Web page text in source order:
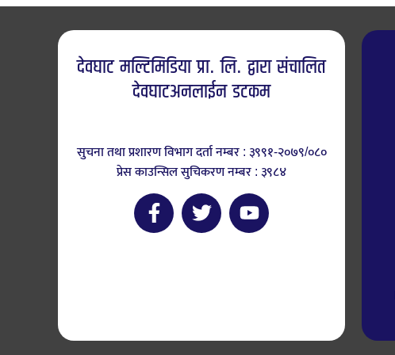
देवघाट मल्टिमिडिया प्रा. लि. द्वारा संचालित
देवघाटअनलाईन डटकम
सुचना तथा प्रशारण विभाग दर्ता नम्बर : ३९९१-२०७९/०८०
प्रेस काउन्सिल सुचिकरण नम्बर : ३९८४